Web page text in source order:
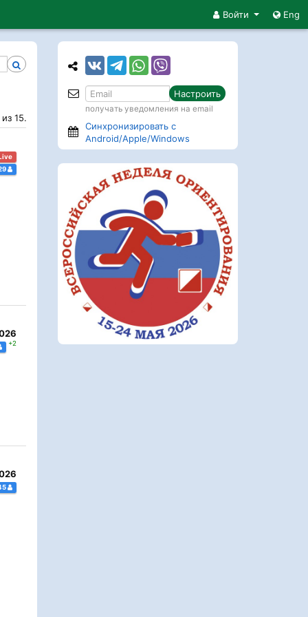
Войти Eng
15.
+2
Настроить
получать уведомления на email
Синхронизировать с
Android/Apple/Windows